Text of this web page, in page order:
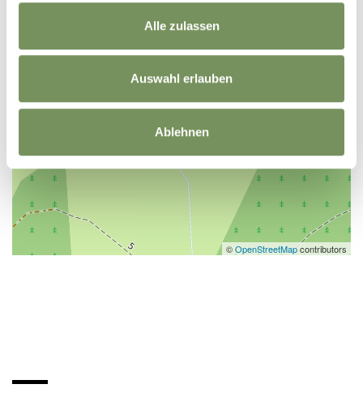
Alle zulassen
Auswahl erlauben
Ablehnen
©OpenStreetMapcontributors